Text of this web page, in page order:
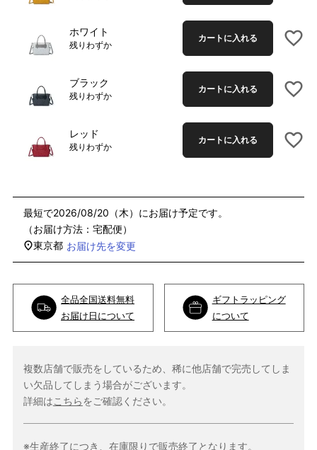
ホワイト
残りわずか
カートに入れる
ブラック
残りわずか
カートに入れる
レッド
残りわずか
カートに入れる
2026/08/20（木）
宅配便
東京都 お届け先を変更
全品全国送料無料
お届け日について
ギフトラッピング
について
複数店舗で販売をしているため、稀に他店舗で完売してしま
い欠品してしまう場合がございます。
詳細はこちらをご確認ください。
※生産終了につき、在庫限りで販売終了となります。